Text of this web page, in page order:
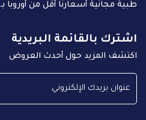
طبية مجانية أسعارنا أقل من أوروبا بـ 70%
اشترك بالقائمة البريدية
اكتشف المزيد حول أحدث العروض